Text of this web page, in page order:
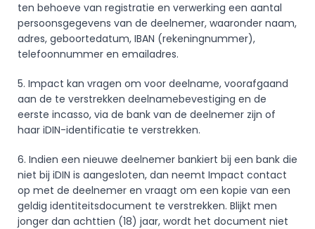
ten behoeve van registratie en verwerking een aantal
persoonsgegevens van de deelnemer, waaronder naam,
adres, geboortedatum, IBAN (rekeningnummer),
telefoonnummer en emailadres.
5. Impact kan vragen om voor deelname, voorafgaand
aan de te verstrekken deelnamebevestiging en de
eerste incasso, via de bank van de deelnemer zijn of
haar iDIN-identificatie te verstrekken.
6. Indien een nieuwe deelnemer bankiert bij een bank die
niet bij iDIN is aangesloten, dan neemt Impact contact
op met de deelnemer en vraagt om een kopie van een
geldig identiteitsdocument te verstrekken. Blijkt men
jonger dan achttien (18) jaar, wordt het document niet